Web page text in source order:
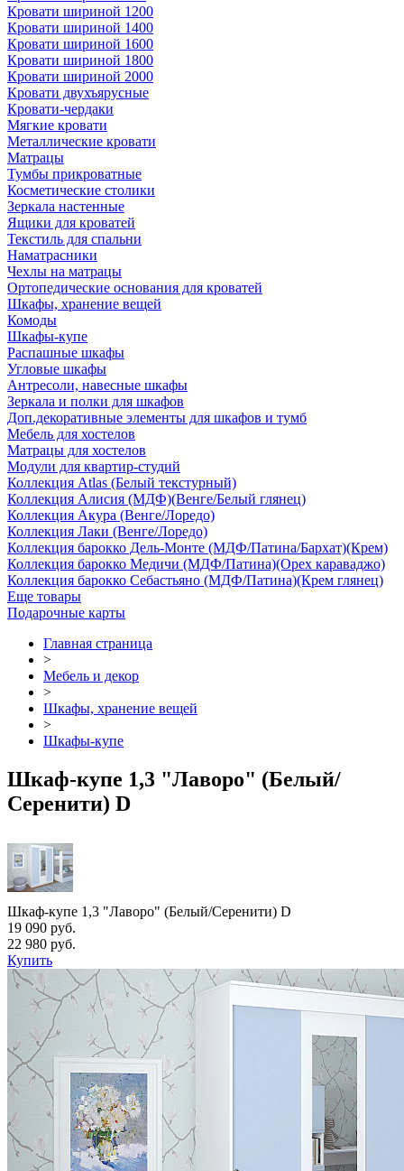
Кровати шириной 1200
Кровати шириной 1400
Кровати шириной 1600
Кровати шириной 1800
Кровати шириной 2000
Кровати двухъярусные
Кровати-чердаки
Мягкие кровати
Металлические кровати
Матрацы
Тумбы прикроватные
Косметические столики
Зеркала настенные
Ящики для кроватей
Текстиль для спальни
Наматрасники
Чехлы на матрацы
Ортопедические основания для кроватей
Шкафы, хранение вещей
Комоды
Шкафы-купе
Распашные шкафы
Угловые шкафы
Антресоли, навесные шкафы
Зеркала и полки для шкафов
Доп.декоративные элементы для шкафов и тумб
Мебель для хостелов
Матрацы для хостелов
Модули для квартир-студий
Коллекция Atlas (Белый текстурный)
Коллекция Алисия (МДФ)(Венге/Белый глянец)
Коллекция Акура (Венге/Лоредо)
Коллекция Лаки (Венге/Лоредо)
Коллекция барокко Дель-Монте (МДФ/Патина/Бархат)(Крем)
Коллекция барокко Медичи (МДФ/Патина)(Орех караваджо)
Коллекция барокко Себастьяно (МДФ/Патина)(Крем глянец)
Еще товары
Подарочные карты
Главная страница
>
Мебель и декор
>
Шкафы, хранение вещей
>
Шкафы-купе
Шкаф-купе 1,3 "Лаворо" (Белый/
Серенити) D
Шкаф-купе 1,3 "Лаворо" (Белый/Серенити) D
19 090 руб.
22 980 руб.
Купить